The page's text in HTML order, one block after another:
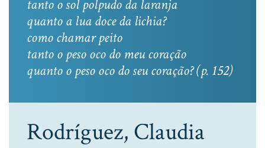
tanto o sol polpudo da laranja
quanto a lua doce da lichia?
como chamar peito
tanto o peso oco do meu coração
quanto o peso oco do seu coração? (p. 152)
Rodríguez, Claudia